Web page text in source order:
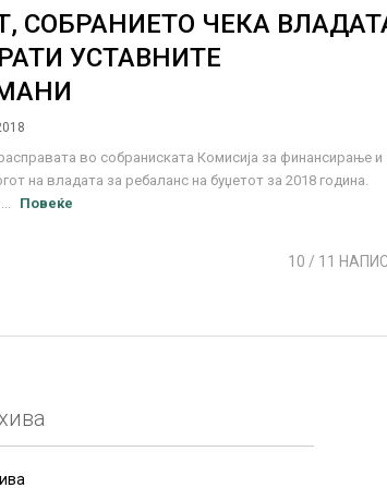
СОБРАНИЕТО ЧЕКА
УСТАВНИТЕ
во собраниската Комисија за финансирање и
на владата за ребаланс на буџетот за 2018 година.
Повеќе
10 / 11